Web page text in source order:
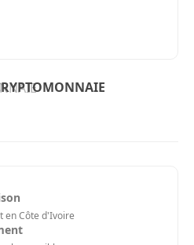
en Côte d'Ivoire